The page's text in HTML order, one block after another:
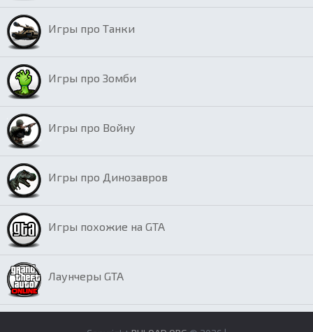
Игры про Танки
Игры про Зомби
Игры про Войну
Игры про Динозавров
Игры похожие на GTA
Лаунчеры GTA